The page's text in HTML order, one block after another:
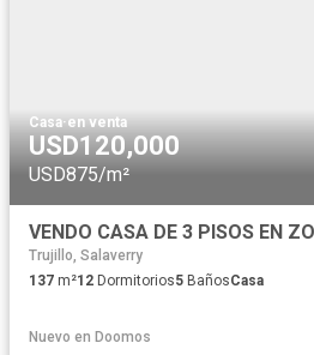
Casa·en venta
USD120,000
USD875/m²
Trujillo, Salaverry
137 m²12 Dormitorios5 BañosCasa
Nuevo en Doomos